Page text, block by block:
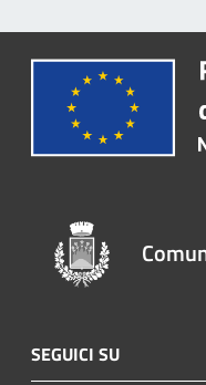
SEGUICI SU